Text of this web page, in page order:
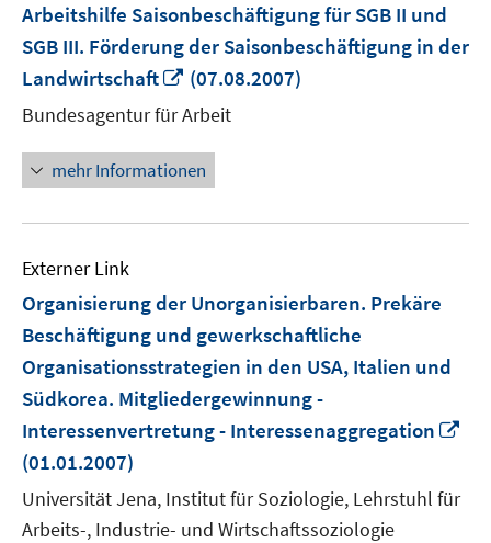
Arbeitshilfe Saisonbeschäftigung für SGB II und
SGB III. Förderung der Saisonbeschäftigung in der
Landwirtschaft
In
neuem
Fenster
öffnen
(07.08.2007)
Bundesagentur für Arbeit
mehr Informationen
Externer Link
Organisierung der Unorganisierbaren. Prekäre
Beschäftigung und gewerkschaftliche
Organisationsstrategien in den USA, Italien und
Südkorea. Mitgliedergewinnung -
Interessenvertretung - Interessenaggregation
(01.01.2007)
Universität Jena, Institut für Soziologie, Lehrstuhl für
Arbeits-, Industrie- und Wirtschaftssoziologie